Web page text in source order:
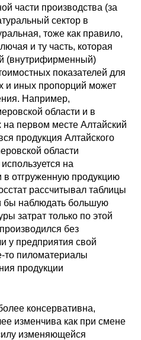
части производства (за
сектор в
тоже как правило,
и ту часть, которая
(внутрифирменный)
показателей для
и иных пропорций может
Например,
области и в
первом месте Алтайский
продукция Алтайского
области
на
в отгруженную продукцию
рассчитывал таблицы
бы наблюдать большую
затрат только по этой
без
у предприятия свой
то пиломатериалы
продукции
консервативна,
изменчива как при смене
изменяющейся